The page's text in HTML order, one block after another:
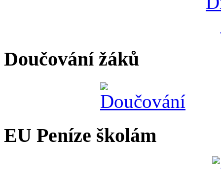
Doučování žáků
EU Peníze školám